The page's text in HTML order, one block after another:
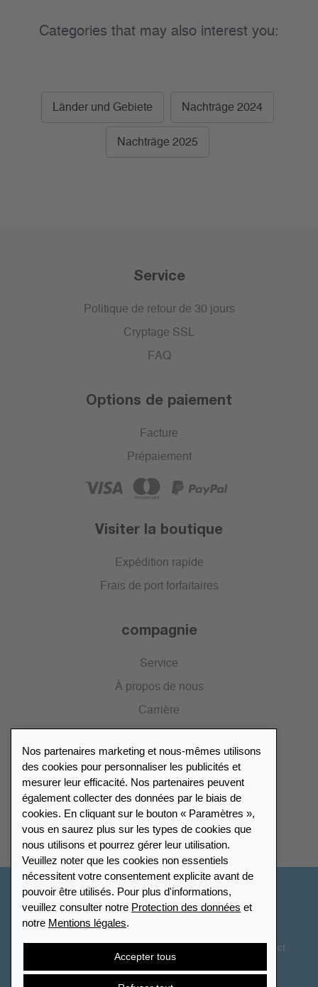
Categories that may also interest you:
Länder und Gebiete Nachträge 2024
Nachträge 2025
Service
Politique de retour de 30 jours
Cryptage SSL
FAQ
Options de paiement
Facture
Prépaiement
Visiter la boutique
Expédition rapide
Frais de port forfaitaires
compagnie
Service
À propos de nous
Carrière
Catalogue
Répertoire des revendeurs
Trouver Leuchtturm
Nos partenaires marketing et nous-mêmes utilisons
des cookies pour personnaliser les publicités et
mesurer leur efficacité. Nos partenaires peuvent
également collecter des données par le biais de
cookies. En cliquant sur le bouton « Paramètres »,
vous en saurez plus sur les types de cookies que
nous utilisons et pourrez gérer leur utilisation.
Veuillez noter que les cookies non essentiels
nécessitent votre consentement explicite avant de
pouvoir être utilisés. Pour plus d'informations,
veuillez consulter notre Protection des données et
notre Mentions légales.
Accepter tous
Suisse - Français
Paramètres des cookies
Contact
Droit de rétractation Résilier le contrat